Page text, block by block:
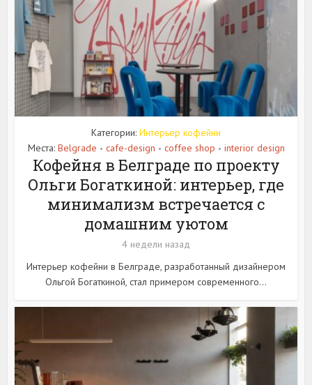
Категории: Интерьер кофейни
Места: Belgrade • cafe-design • coffee shop • interior design
Кофейня в Белграде по проекту
Ольги Богаткиной: интерьер, где
минимализм встречается с
домашним уютом
4 недели назад
Интерьер кофейни в Белграде, разработанный дизайнером
Ольгой Богаткиной, стал примером современного...